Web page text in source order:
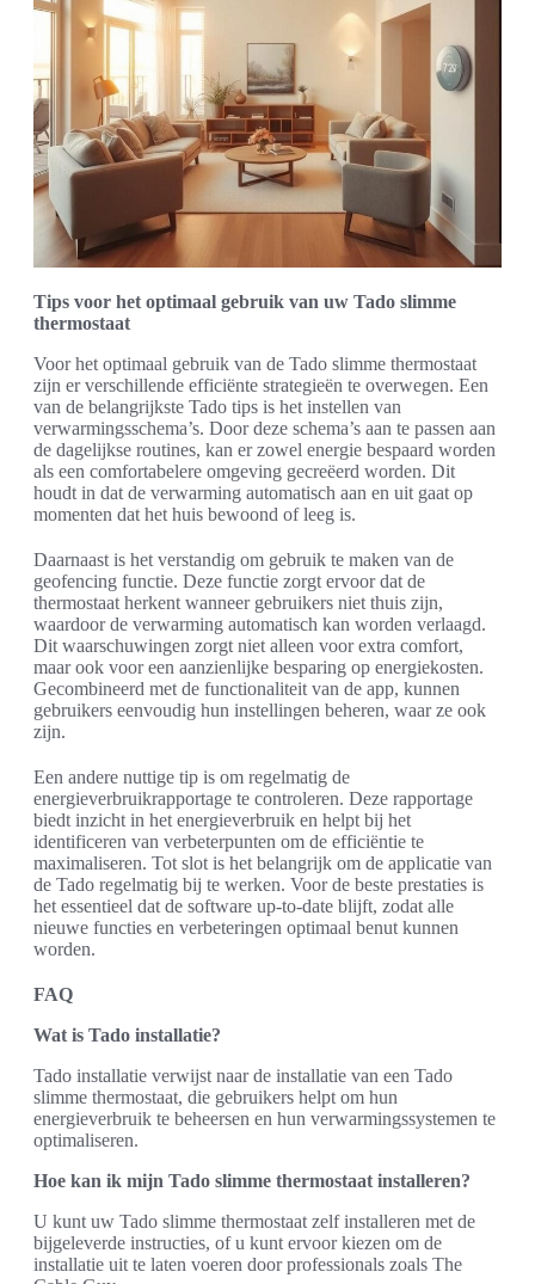
Tips voor het optimaal gebruik van uw Tado slimme
thermostaat
Voor het optimaal gebruik van de Tado slimme thermostaat
zijn er verschillende efficiënte strategieën te overwegen. Een
van de belangrijkste Tado tips is het instellen van
verwarmingsschema’s. Door deze schema’s aan te passen aan
de dagelijkse routines, kan er zowel energie bespaard worden
als een comfortabelere omgeving gecreëerd worden. Dit
houdt in dat de verwarming automatisch aan en uit gaat op
momenten dat het huis bewoond of leeg is.
Daarnaast is het verstandig om gebruik te maken van de
geofencing functie. Deze functie zorgt ervoor dat de
thermostaat herkent wanneer gebruikers niet thuis zijn,
waardoor de verwarming automatisch kan worden verlaagd.
Dit waarschuwingen zorgt niet alleen voor extra comfort,
maar ook voor een aanzienlijke besparing op energiekosten.
Gecombineerd met de functionaliteit van de app, kunnen
gebruikers eenvoudig hun instellingen beheren, waar ze ook
zijn.
Een andere nuttige tip is om regelmatig de
energieverbruikrapportage te controleren. Deze rapportage
biedt inzicht in het energieverbruik en helpt bij het
identificeren van verbeterpunten om de efficiëntie te
maximaliseren. Tot slot is het belangrijk om de applicatie van
de Tado regelmatig bij te werken. Voor de beste prestaties is
het essentieel dat de software up-to-date blijft, zodat alle
nieuwe functies en verbeteringen optimaal benut kunnen
worden.
FAQ
Wat is Tado installatie?
Tado installatie verwijst naar de installatie van een Tado
slimme thermostaat, die gebruikers helpt om hun
energieverbruik te beheersen en hun verwarmingssystemen te
optimaliseren.
Hoe kan ik mijn Tado slimme thermostaat installeren?
U kunt uw Tado slimme thermostaat zelf installeren met de
bijgeleverde instructies, of u kunt ervoor kiezen om de
installatie uit te laten voeren door professionals zoals The